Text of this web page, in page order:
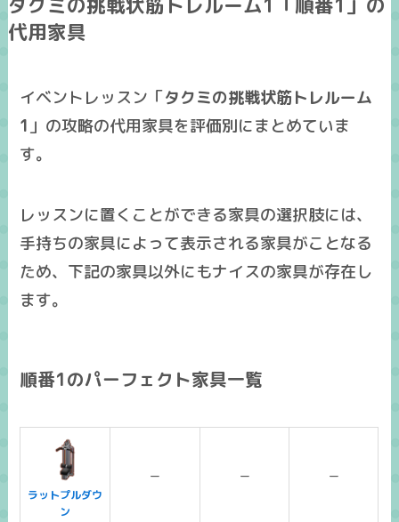
タクミの挑戦状筋トレルーム1「順番1」の
代用家具
イベントレッスン「タクミの挑戦状筋トレルーム
1」の攻略の代用家具を評価別にまとめていま
す。
レッスンに置くことができる家具の選択肢には、
手持ちの家具によって表示される家具がことなる
ため、下記の家具以外にもナイスの家具が存在し
ます。
順番1のパーフェクト家具一覧
ラットプルダウ
ン
ー ー ー